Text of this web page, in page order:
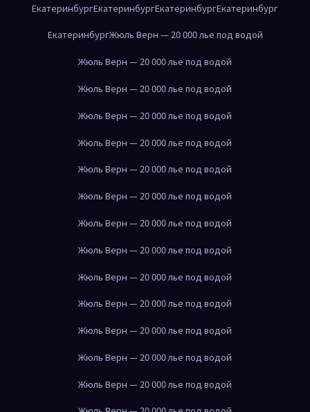
ЕкатеринбургЕкатеринбургЕкатеринбургЕкатеринбург
ЕкатеринбургЖюль Верн — 20 000 лье под водой
Жюль Верн — 20 000 лье под водой
Жюль Верн — 20 000 лье под водой
Жюль Верн — 20 000 лье под водой
Жюль Верн — 20 000 лье под водой
Жюль Верн — 20 000 лье под водой
Жюль Верн — 20 000 лье под водой
Жюль Верн — 20 000 лье под водой
Жюль Верн — 20 000 лье под водой
Жюль Верн — 20 000 лье под водой
Жюль Верн — 20 000 лье под водой
Жюль Верн — 20 000 лье под водой
Жюль Верн — 20 000 лье под водой
Жюль Верн — 20 000 лье под водой